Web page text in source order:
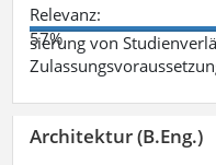
Relevanz:
57%
sierung von
Architektur (B.Eng.)